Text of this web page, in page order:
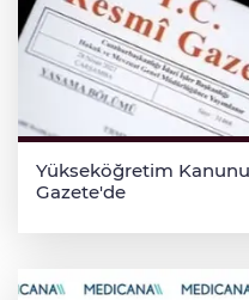
Yükseköğretim
Gazete'de